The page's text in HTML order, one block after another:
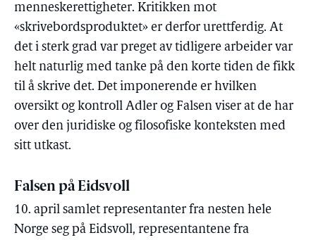
menneskerettigheter. Kritikken mot
«skrivebordsproduktet» er derfor urettferdig. At
det i sterk grad var preget av tidligere arbeider var
helt naturlig med tanke på den korte tiden de fikk
til å skrive det. Det imponerende er hvilken
oversikt og kontroll Adler og Falsen viser at de har
over den juridiske og filosofiske konteksten med
sitt utkast.
Falsen på Eidsvoll
10. april samlet representanter fra nesten hele
Norge seg på Eidsvoll, representantene fra